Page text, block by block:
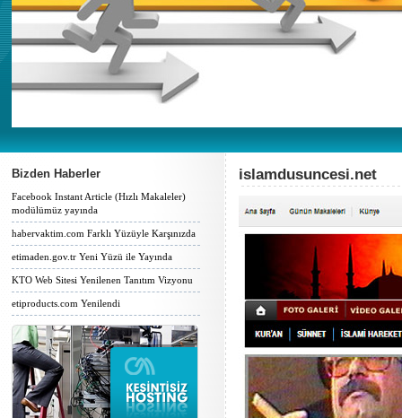
Bizden Haberler
Facebook Instant Article (Hızlı Makaleler)
modülümüz yayında
habervaktim.com Farklı Yüzüyle Karşınızda
etimaden.gov.tr Yeni Yüzü ile Yayında
KTO Web Sitesi Yenilenen Tanıtım Vizyonu
etiproducts.com Yenilendi
islamdusuncesi.net